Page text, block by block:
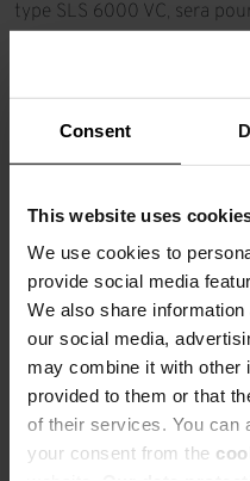
Consent
This website uses
We use cookies to
provide social media
We also share
our social media,
may combine it with other
provided to them or that
of their services. You can
your consent from the
type SLS 6000 VC, sera
cendres volantes ne seront
qu'elle donc est
faut veiller à la manutention
d'alimentation chaude et
humide.
Alors que les composants
broyage, le dispositif de
sont fournis par Gebr.
indienne, Gebr. Pfeiffer
pièces de fondation, le